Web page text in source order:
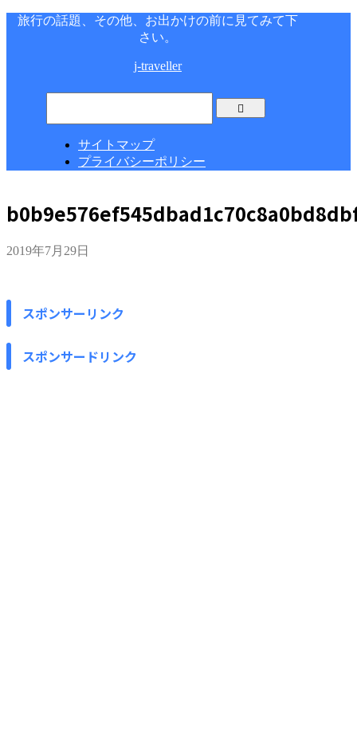
旅行の話題、その他、お出かけの前に見てみて下
さい。
j-traveller
サイトマップ
プライバシーポリシー
2019年7月29日
スポンサーリンク
スポンサードリンク